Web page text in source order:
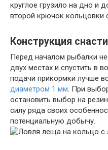
круглое грузило на дно и
второй крючок кольцовки
Конструкция
Перед началом рыбалки
двух местах и спустить в
подачи прикормки лучше
диаметром 1 мм. При
остановить выбор на
силу ряда своих
потенциальную добычу.